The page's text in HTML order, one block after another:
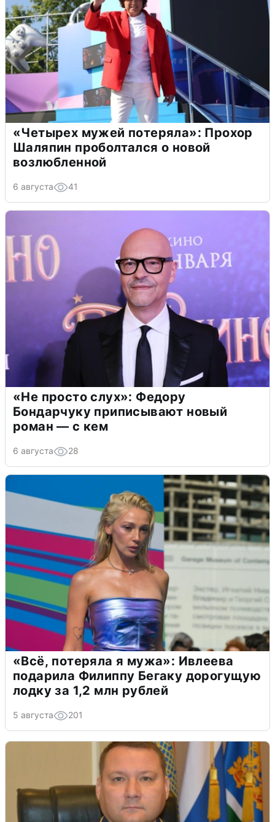
«Четырех мужей потеряла»: Прохор
Шаляпин проболтался о новой
возлюбленной
6 августа 41
«Не просто слух»: Федору
Бондарчуку приписывают новый
роман — с кем
6 августа 28
«Всё, потеряла я мужа»: Ивлеева
подарила Филиппу Бегаку дорогущую
лодку за 1,2 млн рублей
5 августа 201